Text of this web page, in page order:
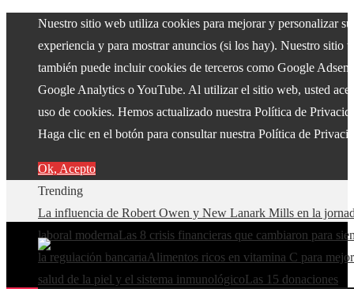
Nuestro sitio web utiliza cookies para mejorar y personalizar su
experiencia y para mostrar anuncios (si los hay). Nuestro sitio
también puede incluir cookies de terceros como Google
Google Analytics o YouTube. Al utilizar el sitio web, usted
uso de cookies. Hemos actualizado nuestra Política de
Haga clic en el botón para consultar nuestra Política de
Ok, Acepto
Trending
La influencia de Robert Owen y New Lanark Mills en la
laboral modernaLas 8 crisis financieras que cambiaron para
la regulación bancariaAlimentos ricos en vitamina C para
salud de la piel y el sistema inmunológicoLas 15 donaciones